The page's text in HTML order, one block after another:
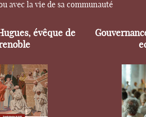
avec la vie de sa communauté
évêque de